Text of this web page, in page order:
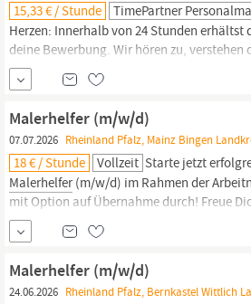
15,33 € / Stunde
TimePartner
Herzen: Innerhalb von 24 Stunden erhältst
deine Bewerbung. Wir hören zu, verstehen
begleiten dich auf deinem Weg nach
Empathie, weil uns deine Zukunft wichtig
(m/w/d) in Prüm unterstützt Du bei
Arbeiten rund um die Vorbereitung und
Malerhelfer (m/w/d)
07.07.2026 Rheinland Pfalz, Mainz Bingen
18 € / Stunde Vollzeit Starte jetzt
Malerhelfer(m/w/d) im Rahmen der
mit Option auf Übernahme durch! Freue
Vergütung: 18,00 € bis 23,00 € pro Stunde!
Vollzeit in Budenheim im Bereich Maler- &
Deine Vorteile in diesem Job
Ort...
Malerhelfer (m/w/d)
24.06.2026 Rheinland Pfalz, Bernkastel Wittlich